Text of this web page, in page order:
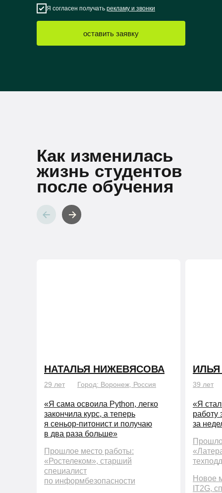
Я согласен получать рекламу и звонки
оставить заявку
Как изменилась
жизнь студентов
после обучения
«Я сама освоила Python, легко
закончила курс, а теперь
я сеньор-питонист и получаю
в два раза больше»
Город: Воронеж, Россия
Прошлое место работы:
«Ростелеком», старший
специалист
по информбезопасности
29 лет
НАТАЛЬЯ НИЖЕВЯСОВА
«Я
работу
за
39 лет
Новое
IT2G,